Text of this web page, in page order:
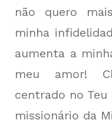
não quero
minha
aumenta a
meu amor!
centrado no Teu
missionário da